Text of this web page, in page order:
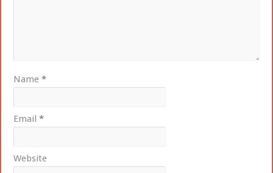
Name*
Email*
Website